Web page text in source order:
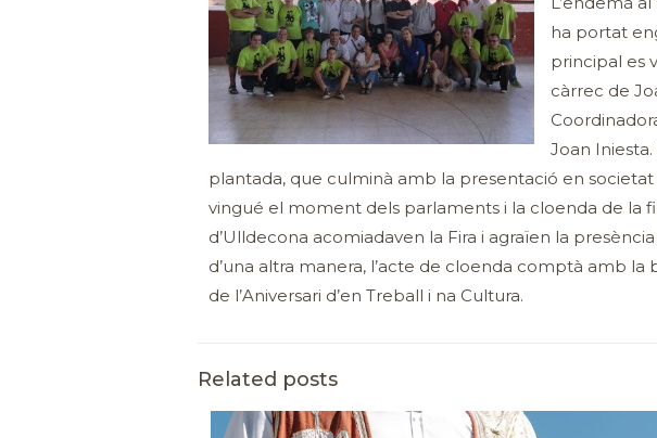
ha portat
principal es
càrrec de
Joan
plantada, que culminà amb la presentació en
vingué el moment dels parlaments i la cloenda de la
d’Ulldecona acomiadaven la Fira i agraïen la
d’una altra manera, l’acte de cloenda comptà amb
de l’Aniversari d’en Treball i na Cultura.
Related posts